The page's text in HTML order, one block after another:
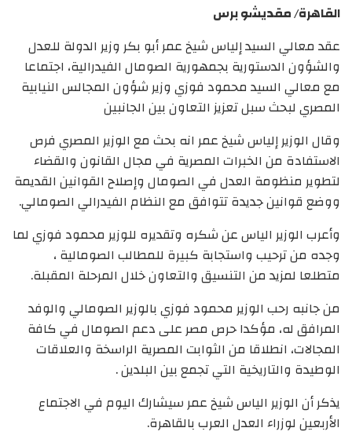
القاهرة/ مقديشو برس
عقد معالي السيد إلياس شيخ عمر أبو بكر وزير الدولة للعدل
والشؤون الدستورية بجمهورية الصومال الفيدرالية، اجتماعا
مع معالي السيد محمود فوزي وزير شؤون المجالس النيابية
المصري لبحث سبل تعزيز التعاون بين الجانبين
وقال الوزير إلياس شيخ عمر انه بحث مع الوزير المصري فرص
الاستفادة من الخبرات المصرية في مجال القانون والقضاء
لتطوير منظومة العدل في الصومال وإصلاح القوانين القديمة
ووضع قوانين جديدة تتوافق مع النظام الفيدرالي الصومالي.
وأعرب الوزير الياس عن شكره وتقديره للوزير محمود فوزي لما
وجده من ترحيب واستجابة كبيرة للمطالب الصومالية ،
متطلعا لمزيد من التنسيق والتعاون خلال المرحلة المقبلة.
من جانبه رحب الوزير محمود فوزي بالوزير الصومالي والوفد
المرافق له، مؤكدا حرص مصر على دعم الصومال في كافة
المجالات، انطلاقا من الثوابت المصرية الراسخة والعلاقات
الوطيدة والتاريخية التي تجمع بين البلدين .
يذكر أن الوزير الياس شيخ عمر سيشارك اليوم في الاجتماع
الأربعين لوزراء العدل العرب بالقاهرة.